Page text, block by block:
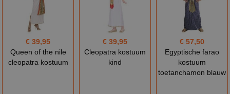
€ 39,95
Queen of the nile
cleopatra kostuum
€ 39,95
Cleopatra kostuum
kind
€ 57,50
Egyptische farao
kostuum
toetanchamon blauw